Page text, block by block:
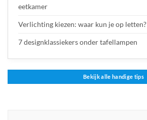
eetkamer
Verlichting kiezen: waar kun je op letten?
7 designklassiekers onder tafellampen
Bekijk alle handige tips